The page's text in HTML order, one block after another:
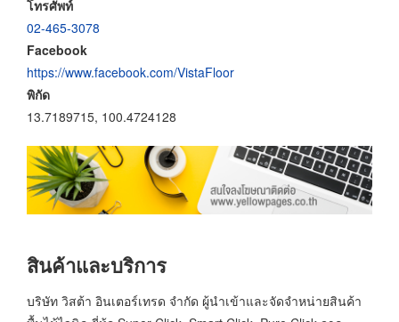
โทรศัพท์
02-465-3078
Facebook
https://www.facebook.com/VistaFloor
พิกัด
13.7189715, 100.4724128
สินค้าและบริการ
บริษัท วิสต้า อินเตอร์เทรด จำกัด ผู้นำเข้าและจัดจำหน่ายสินค้า